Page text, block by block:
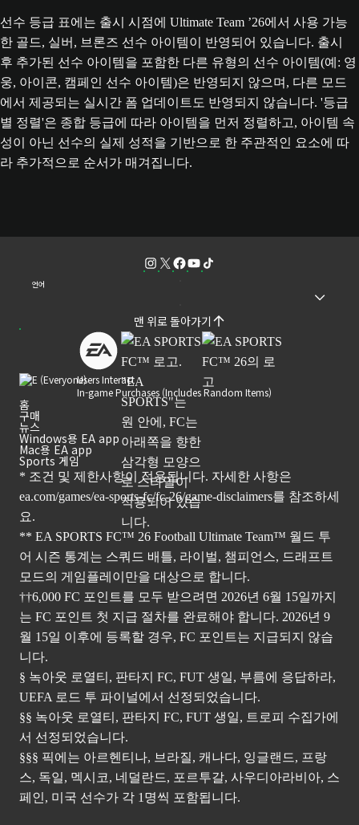
선수 등급 표에는 출시 시점에 Ultimate Team ’26에서 사용 가능
한 골드, 실버, 브론즈 선수 아이템이 반영되어 있습니다. 출시
후 추가된 선수 아이템을 포함한 다른 유형의 선수 아이템(예: 영
웅, 아이콘, 캠페인 선수 아이템)은 반영되지 않으며, 다른 모드
에서 제공되는 실시간 폼 업데이트도 반영되지 않습니다. '등급
별 정렬'은 종합 등급에 따라 아이템을 먼저 정렬하고, 아이템 속
성이 아닌 선수의 실제 성적을 기반으로 한 주관적인 요소에 따
라 추가적으로 순서가 매겨집니다.
언어
맨 위로 돌아가기
Users Interact
In-game Purchases (Includes Random Items)
홈
구매
뉴스
Windows용 EA app
Mac용 EA app
Sports 게임
* 조건 및 제한사항이 적용됩니다. 자세한 사항은
ea.com/games/ea-sports-fc/fc-26/game-disclaimers를 참조하세
요.
** EA SPORTS FC™ 26 Football Ultimate Team™ 월드 투
어 시즌 통계는 스쿼드 배틀, 라이벌, 챔피언스, 드래프트
모드의 게임플레이만을 대상으로 합니다.
††6,000 FC 포인트를 모두 받으려면 2026년 6월 15일까지
는 FC 포인트 첫 지급 절차를 완료해야 합니다. 2026년 9
월 15일 이후에 등록할 경우, FC 포인트는 지급되지 않습
니다.
§ 녹아웃 로열티, 판타지 FC, FUT 생일, 부름에 응답하라,
UEFA 로드 투 파이널에서 선정되었습니다.
§§ 녹아웃 로열티, 판타지 FC, FUT 생일, 트로피 수집가에
서 선정되었습니다.
§§§ 픽에는 아르헨티나, 브라질, 캐나다, 잉글랜드, 프랑
스, 독일, 멕시코, 네덜란드, 포르투갈, 사우디아라비아, 스
페인, 미국 선수가 각 1명씩 포함됩니다.